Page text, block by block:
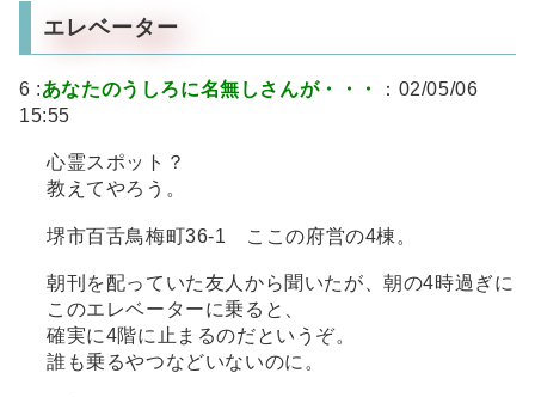
エレベーター
6 :あなたのうしろに名無しさんが・・・
：02/05/06
15:55
心霊スポット？
教えてやろう。
堺市百舌鳥梅町36-1 ここの府営の4棟。
朝刊を配っていた友人から聞いたが、朝の4時過ぎに
このエレベーターに乗ると、
確実に4階に止まるのだというぞ。
誰も乗るやつなどいないのに。